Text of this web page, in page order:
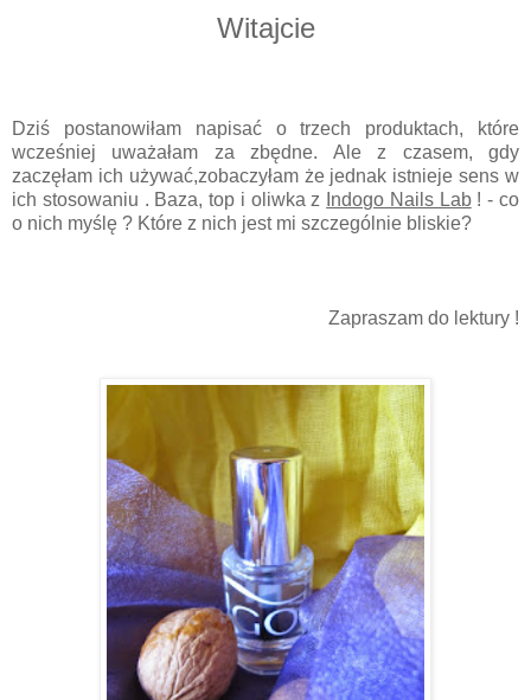
Witajcie
Dziś postanowiłam napisać o trzech produktach, które
wcześniej uważałam za zbędne. Ale z czasem, gdy
zaczęłam ich używać,zobaczyłam że jednak istnieje sens w
ich stosowaniu . Baza, top i oliwka z
Indogo Nails Lab! - co
o nich myślę ? Które z nich jest mi szczególnie bliskie?
Zapraszam do lektury !